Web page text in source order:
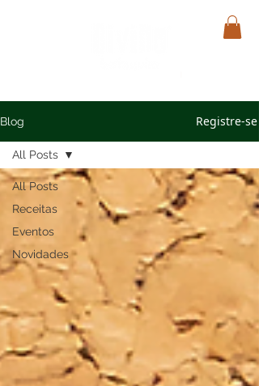
Blog Registre-se
All Posts
Receitas
Eventos
Novidades
All Posts